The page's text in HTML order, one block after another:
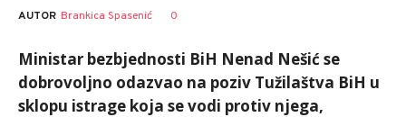
AUTOR Brankica Spasenić 0
Ministar bezbjednosti BiH Nenad Nešić se
dobrovoljno odazvao na poziv Tužilaštva BiH u
sklopu istrage koja se vodi protiv njega,